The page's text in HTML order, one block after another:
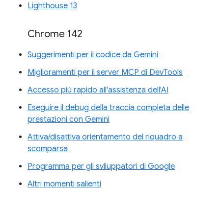
Lighthouse 13
Chrome 142
Suggerimenti per il codice da Gemini
Miglioramenti per il server MCP di DevTools
Accesso più rapido all'assistenza dell'AI
Eseguire il debug della traccia completa delle
prestazioni con Gemini
Attiva/disattiva orientamento del riquadro a
scomparsa
Programma per gli sviluppatori di Google
Altri momenti salienti